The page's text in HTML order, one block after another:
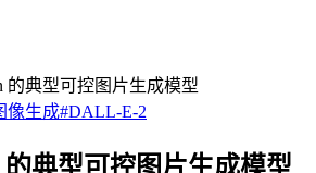
的典型可控图片生成模型
像生成#DALL-E-2
典型可控图片生成模型